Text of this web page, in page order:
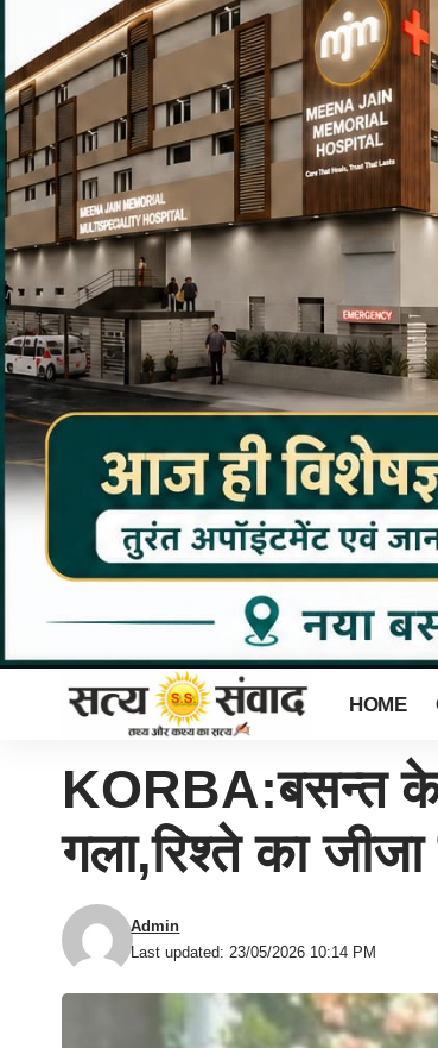
HOME
KORBA:बसन्त के
गला,रिश्ते का जीजा
Last updated: 23/05/2026 10:14 PM
Admin